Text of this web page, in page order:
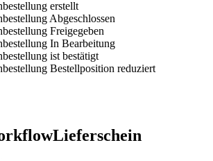
erstellt
Abgeschlossen
Freigegeben
In Bearbeitung
ist bestätigt
Bestellposition reduziert